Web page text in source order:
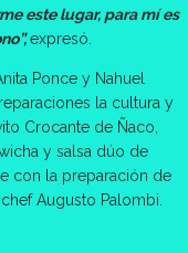
este lugar, para mí es
expresó.
Ponce y Nahuel
la cultura y
Crocante de Ñaco,
y salsa dúo de
con la preparación de
Augusto Palombi.